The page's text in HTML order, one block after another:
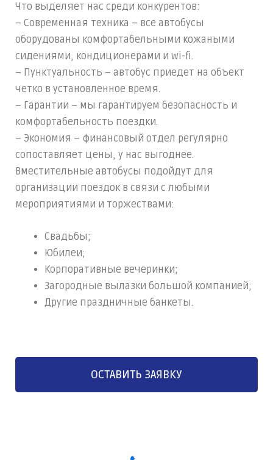
Что выделяет нас среди конкурентов:
– Современная техника – все автобусы
оборудованы комфортабельными кожаными
сидениями, кондиционерами и wi-fi.
– Пунктуальность – автобус приедет на объект
четко в установленное время.
– Гарантии – мы гарантируем безопасность и
комфортабельность поездки.
– Экономия – финансовый отдел регулярно
сопоставляет цены, у нас выгоднее.
Вместительные автобусы подойдут для
организации поездок в связи с любыми
мероприятиями и торжествами:
Свадьбы;
Юбилеи;
Корпоративные вечеринки;
Загородные вылазки большой компанией;
Другие праздничные банкеты.
ОСТАВИТЬ ЗАЯВКУ